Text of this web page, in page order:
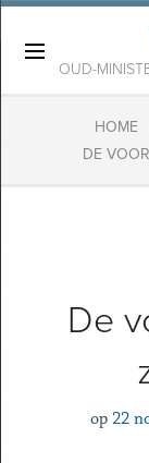
OUD-
HOME
DE
De
op 22